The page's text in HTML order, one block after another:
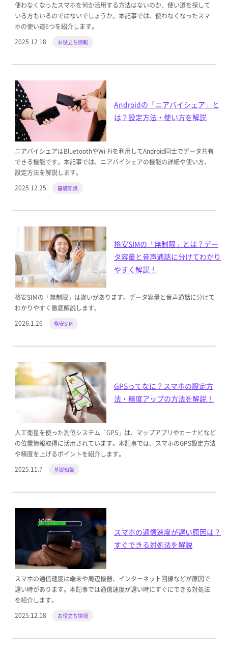
使わなくなったスマホを何か活用する方法はないのか、使い道を探して
いる方もいるのではないでしょうか。本記事では、使わなくなったスマ
ホの使い道6つを紹介します。
2025.12.18
お役立ち情報
Androidの「ニアバイシェア」と
は？設定方法・使い方を解説
ニアバイシェアはBluetoothやWi-Fiを利用してAndroid同士でデータ共有
できる機能です。本記事では、ニアバイシェアの機能の詳細や使い方、
設定方法を解説します。
2025.12.25
基礎知識
格安SIMの「無制限」とは？デー
タ容量と音声通話に分けてわかり
やすく解説！
格安SIMの「無制限」は違いがあります。データ容量と音声通話に分けて
わかりやすく徹底解説します。
2026.1.26
格安SIM
GPSってなに？スマホの設定方
法・精度アップの方法を解説！
人工衛星を使った測位システム「GPS」は、マップアプリやカーナビなど
の位置情報取得に活用されています。本記事では、スマホのGPS設定方法
や精度を上げるポイントを紹介します。
2025.11.7
基礎知識
スマホの通信速度が遅い原因は？
すぐできる対処法を解説
スマホの通信速度は端末や周辺機器、インターネット回線などが原因で
遅い時があります。本記事では通信速度が遅い時にすぐにできる対処法
を紹介します。
2025.12.18
お役立ち情報